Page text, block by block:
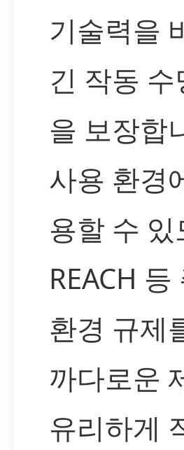
기술력을
긴 작동
을 보장합
사용 환경
용할 수
REACH
환경 규제
까다로운
유리하게